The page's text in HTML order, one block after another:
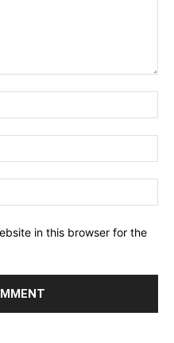
in this browser for the